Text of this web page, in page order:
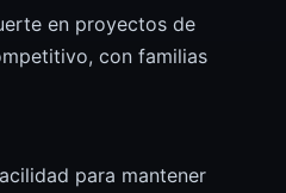
en proyectos de
con familias
para mantener